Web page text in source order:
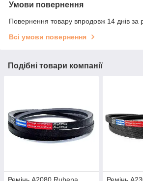
Умови повернення
Повернення товару впродовж 14 днів за
Всі умови повернення
Подібні товари компанії